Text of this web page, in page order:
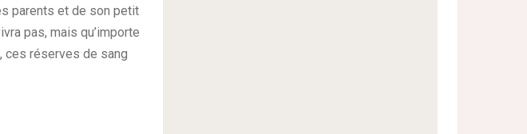
parents et de son petit
pas, mais qu’importe
ces réserves de sang